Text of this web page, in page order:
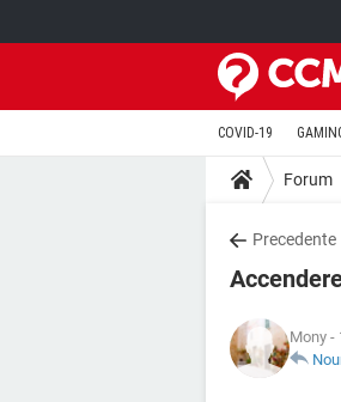
COVID-19
Forum
Precedente
Mony -